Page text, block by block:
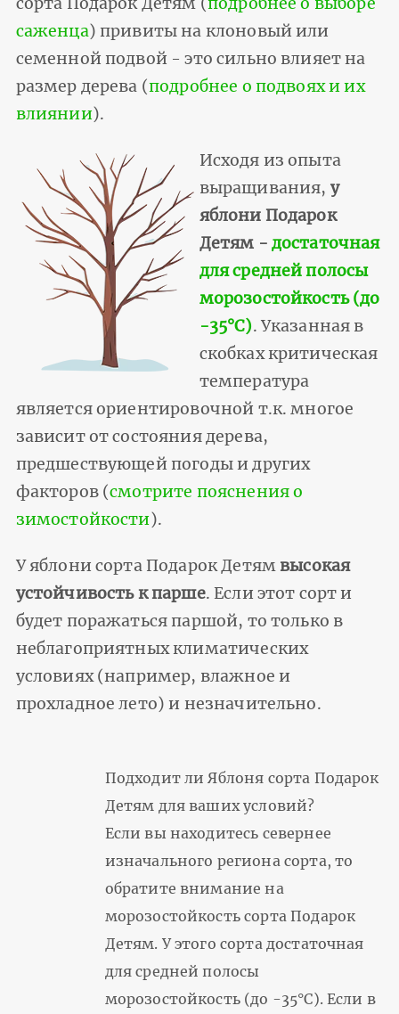
саженца) привиты на клоновый или
семенной подвой - это сильно влияет на
размер дерева (подробнее о подвоях и их
влиянии).
Исходя из опыта
выращивания, у
яблони Подарок
Детям - достаточная
для средней полосы
морозостойкость (до
-35°С). Указанная в
скобках критическая
температура
является ориентировочной т.к. многое
зависит от состояния дерева,
предшествующей погоды и других
факторов (смотрите пояснения о
зимостойкости).
У яблони сорта Подарок Детям высокая
устойчивость к парше. Если этот сорт и
будет поражаться паршой, то только в
неблагоприятных климатических
условиях (например, влажное и
прохладное лето) и незначительно.
Подходит ли Яблоня сорта Подарок
Детям для ваших условий?
Если вы находитесь севернее
изначального региона сорта, то
обратите внимание на
морозостойкость сорта Подарок
Детям. У этого сорта достаточная
для средней полосы
морозостойкость (до -35°С). Если в